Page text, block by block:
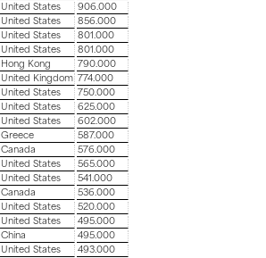
United States
906.000
United States
856.000
United States
801.000
United States
801.000
Hong Kong
790.000
United Kingdom 774.000
United States
750.000
United States
625.000
United States
602.000
Greece
587.000
Canada
576.000
United States
565.000
United States
541.000
Canada
536.000
United States
520.000
United States
495.000
China
495.000
United States
493.000